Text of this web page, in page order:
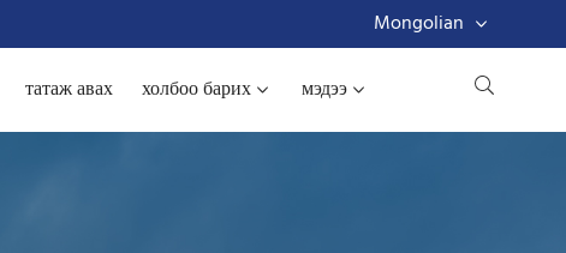
Mongolian
татаж авах холбоо барих мэдээ